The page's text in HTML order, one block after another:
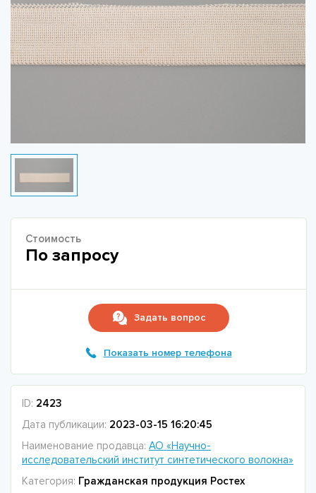
Стоимость
По запросу
Задать вопрос
Показать номер телефона
ID: 2423
Дата публикации: 2023-03-15 16:20:45
Наименование продавца: АО «Научно-
исследовательский институт синтетического волокна»
Категория: Гражданская продукция Ростех